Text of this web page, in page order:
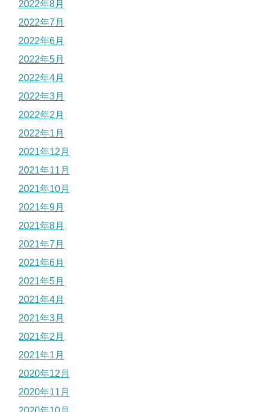
2022年8月
2022年7月
2022年6月
2022年5月
2022年4月
2022年3月
2022年2月
2022年1月
2021年12月
2021年11月
2021年10月
2021年9月
2021年8月
2021年7月
2021年6月
2021年5月
2021年4月
2021年3月
2021年2月
2021年1月
2020年12月
2020年11月